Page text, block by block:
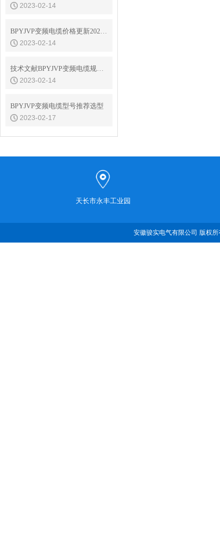
2023-02-14
BPYJVP变频电缆价格更新2022年10月24日安徽骏实
2023-02-14
技术文献BPYJVP变频电缆规格参数
2023-02-14
BPYJVP变频电缆型号推荐选型
2023-02-17
天长市永丰工业园
安徽骏实电气有限公司 版权